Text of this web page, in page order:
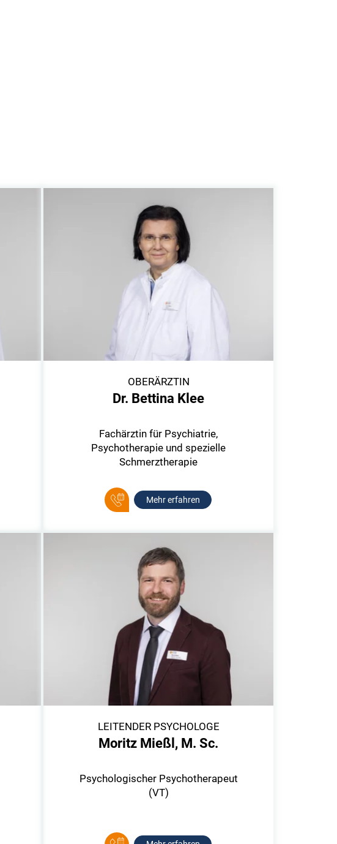
OBERÄRZTIN
Dr. Bettina Klee
Fachärztin für Psychiatrie,
Psychotherapie und spezielle
Schmerztherapie
Mehr erfahren
LEITENDER PSYCHOLOGE
Moritz Mießl, M. Sc.
Psychologischer Psychotherapeut
(VT)